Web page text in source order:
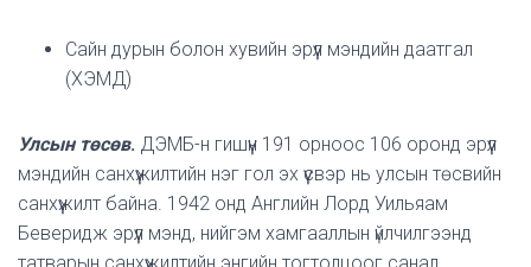
Сайн дурын болон хувийн эрүүл мэндийн даатгал
(ХЭМД)
Улсын төсөв. ДЭМБ-н гишүүн 191 орноос 106 оронд эрүүл
мэндийн санхүүжилтийн нэг гол эх үүсвэр нь улсын төсвийн
санхүүжилт байна. 1942 онд Английн Лорд Уильяам
Беверидж эрүүл мэнд, нийгэм хамгааллын үйлчилгээнд